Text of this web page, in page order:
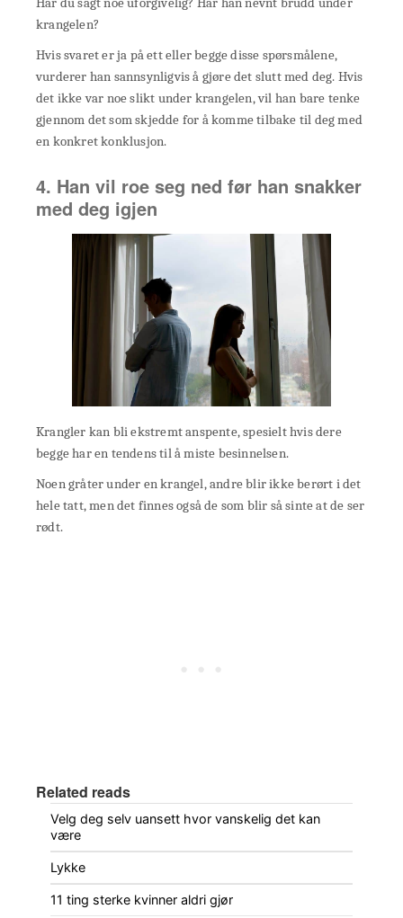
krangelen?
Hvis svaret er ja på ett eller begge disse spørsmålene,
vurderer han sannsynligvis å gjøre det slutt med deg. Hvis
det ikke var noe slikt under krangelen, vil han bare tenke
gjennom det som skjedde for å komme tilbake til deg med
en konkret konklusjon.
4. Han vil roe seg ned før han snakker
med deg igjen
Krangler kan bli ekstremt anspente, spesielt hvis dere
begge har en tendens til å miste besinnelsen.
Noen gråter under en krangel, andre blir ikke berørt i det
hele tatt, men det finnes også de som blir så sinte at de ser
rødt.
Related reads
Velg deg selv uansett hvor vanskelig det kan
være
Lykke
11 ting sterke kvinner aldri gjør